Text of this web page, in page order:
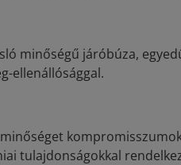
minőségű járóbúza,
ellenállósággal.
tulajdonságokkal